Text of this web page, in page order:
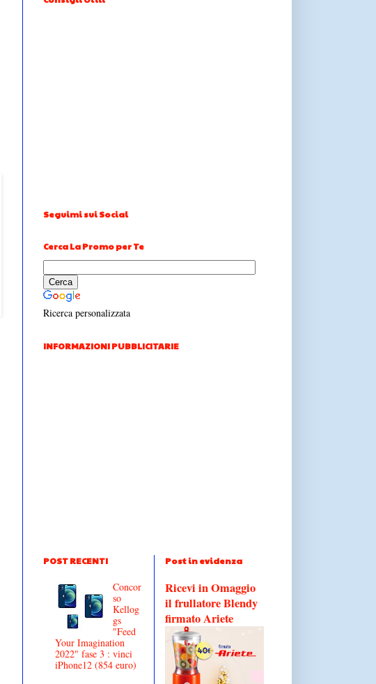
Seguimi sui Social
Cerca La Promo per Te
Ricerca personalizzata
INFORMAZIONI PUBBLICITARIE
POST RECENTI
Concor
so
Kellog
gs
"Feed
Your Imagination
2022" fase 3 : vinci
iPhone12 (854 euro)
Post in evidenza
Ricevi in Omaggio
il frullatore Blendy
firmato Ariete